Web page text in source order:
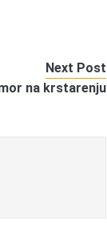
Next Post
na krstarenju